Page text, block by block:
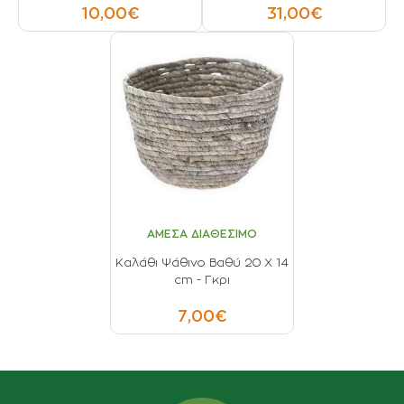
10,00€ 31,00€
ΑΜΕΣΑ ΔΙΑΘΕΣΙΜΟ
Καλάθι Ψάθινο Βαθύ 20 X 14
cm - Γκρι
7,00€